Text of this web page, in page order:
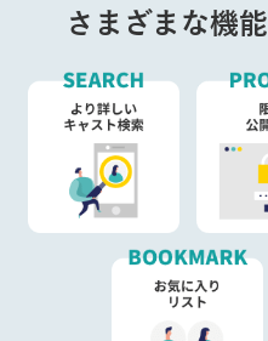
さまざまな機能